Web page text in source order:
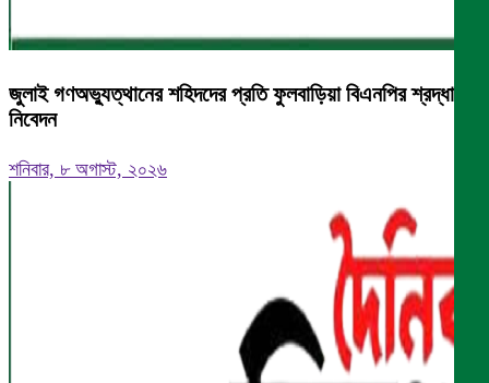
জুলাই গণঅভ্যুত্থানের শহিদদের প্রতি ফুলবাড়িয়া বিএনপির শ্রদ্ধা
নিবেদন
শনিবার, ৮ অগাস্ট, ২০২৬